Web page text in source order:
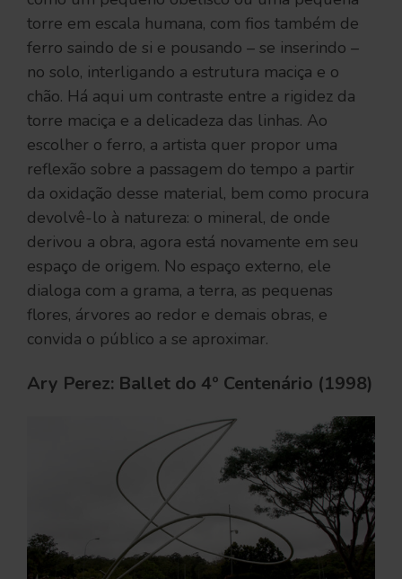
torre em escala humana, com fios também de
ferro saindo de si e pousando – se inserindo –
no solo, interligando a estrutura maciça e o
chão. Há aqui um contraste entre a rigidez da
torre maciça e a delicadeza das linhas. Ao
escolher o ferro, a artista quer propor uma
reflexão sobre a passagem do tempo a partir
da oxidação desse material, bem como procura
devolvê-lo à natureza: o mineral, de onde
derivou a obra, agora está novamente em seu
espaço de origem. No espaço externo, ele
dialoga com a grama, a terra, as pequenas
flores, árvores ao redor e demais obras, e
convida o público a se aproximar.
Ary Perez: Ballet do 4º Centenário (1998)